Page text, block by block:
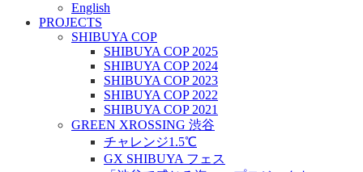
English
PROJECTS
SHIBUYA COP
SHIBUYA COP 2025
SHIBUYA COP 2024
SHIBUYA COP 2023
SHIBUYA COP 2022
SHIBUYA COP 2021
GREEN XROSSING 渋谷
チャレンジ1.5℃
GX SHIBUYA フェス